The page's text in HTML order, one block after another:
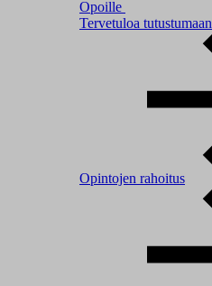
Opoille
Tervetuloa tutustumaan
Opintojen rahoitus